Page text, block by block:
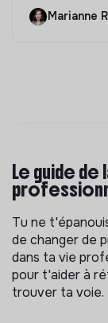
Marianne
Le guide
Tu ne
de changer de
dans ta vie
pour t'aider à
trouver ta voie.